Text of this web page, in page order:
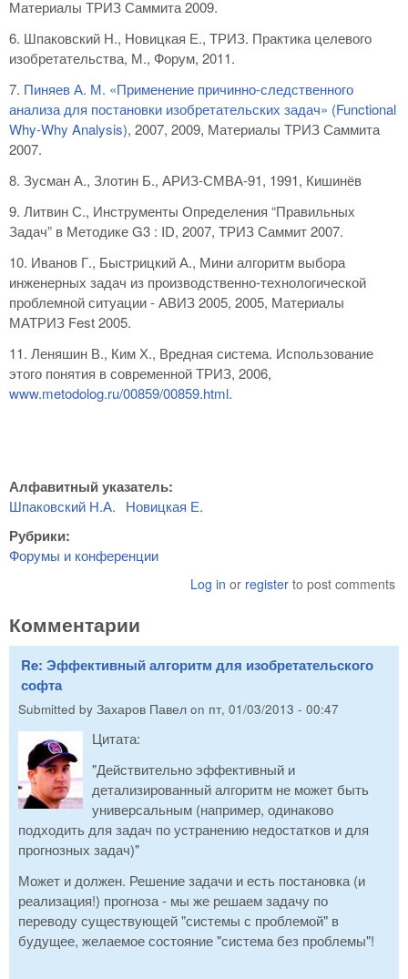
Материалы ТРИЗ Саммита 2009.
6. Шпаковский Н., Новицкая Е., ТРИЗ. Практика целевого
изобретательства, М., Форум, 2011.
7. Пиняев А. М. «Применение причинно-следственного
анализа для постановки изобретательских задач» (Functional
Why-Why Analysis), 2007, 2009, Материалы ТРИЗ Саммита
2007.
8. Зусман А., Злотин Б., АРИЗ-СМВА-91, 1991, Кишинёв
9. Литвин С., Инструменты Определения “Правильных
Задач” в Методике G3 : ID, 2007, ТРИЗ Саммит 2007.
10. Иванов Г., Быстрицкий А., Мини алгоритм выбора
инженерных задач из производственно-технологической
проблемной ситуации - АВИЗ 2005, 2005, Материалы
МАТРИЗ Fest 2005.
11. Леняшин В., Ким Х., Вредная система. Использование
этого понятия в современной ТРИЗ, 2006,
www.metodolog.ru/00859/00859.html.
Алфавитный указатель:
Шпаковский Н.А. Новицкая Е.
Рубрики:
Форумы и конференции
Log in or register to post comments
Комментарии
Re: Эффективный алгоритм для изобретательского
софта
Submitted by Захаров Павел on пт, 01/03/2013 - 00:47
Цитата:
"Действительно эффективный и
детализированный алгоритм не может быть
универсальным (например, одинаково
подходить для задач по устранению недостатков и для
прогнозных задач)"
Может и должен. Решение задачи и есть постановка (и
реализация!) прогноза - мы же решаем задачу по
переводу существующей "системы с проблемой" в
будущее, желаемое состояние "система без проблемы"!